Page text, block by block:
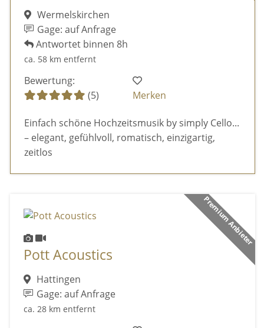
Wermelskirchen
Gage: auf Anfrage
Antwortet binnen 8h
ca. 58 km entfernt
Bewertung:
(5)
Merken
Einfach schöne Hochzeitsmusik by simply Cello...
– elegant, gefühlvoll, romatisch, einzigartig,
zeitlos
Premium Anbieter
Pott Acoustics
Hattingen
Gage: auf Anfrage
ca. 28 km entfernt